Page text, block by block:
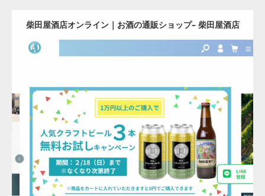
柴田屋酒店オンライン｜お酒の通販ショップ– 柴田屋酒店
online
Update:2024.04.11
Category:食料品
Detail Visit